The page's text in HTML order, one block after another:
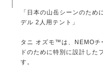
「日本の山岳シーンのため
デル 2人用テント」
タニ オズモ™は、NEMOチ
ドのために特別に設計した
す。